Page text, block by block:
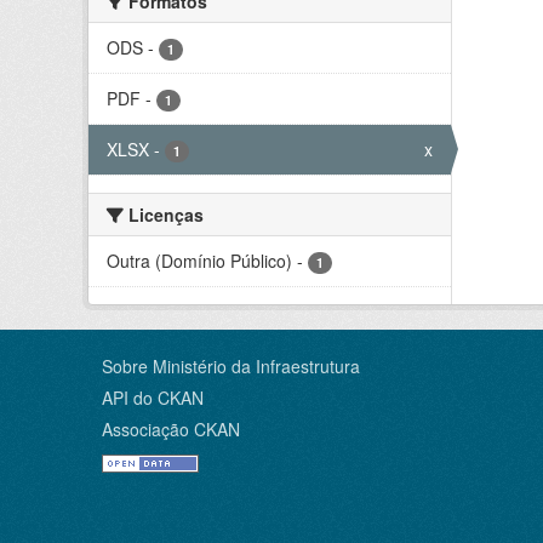
ODS - 1
PDF - 1
XLSX - 1 x
Licenças
Outra (Domínio Público) - 1
Sobre Ministério da Infraestrutura
API do CKAN
Associação CKAN